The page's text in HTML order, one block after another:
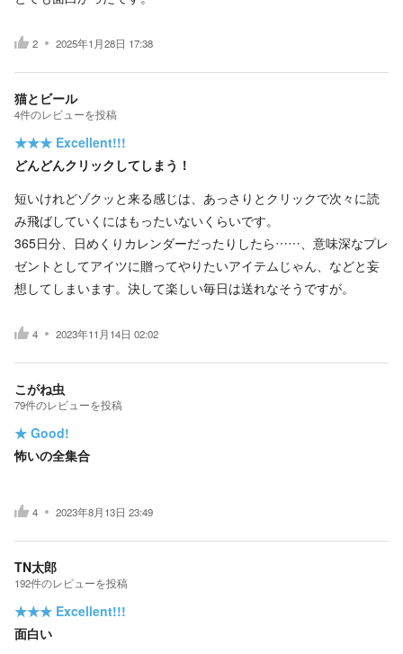
2 2025年1月28日 17:38
猫とビール
4件のレビューを投稿
★★★ Excellent!!!
どんどんクリックしてしまう！
短いけれどゾクッと来る感じは、あっさりとクリックで次々に読
み飛ばしていくにはもったいないくらいです。
365日分、日めくりカレンダーだったりしたら……、意味深なプレ
ゼントとしてアイツに贈ってやりたいアイテムじゃん、などと妄
想してしまいます。決して楽しい毎日は送れなそうですが。
4 2023年11月14日 02:02
こがね虫
79件のレビューを投稿
★ Good!
怖いの全集合
4 2023年8月13日 23:49
TN太郎
192件のレビューを投稿
★★★ Excellent!!!
面白い